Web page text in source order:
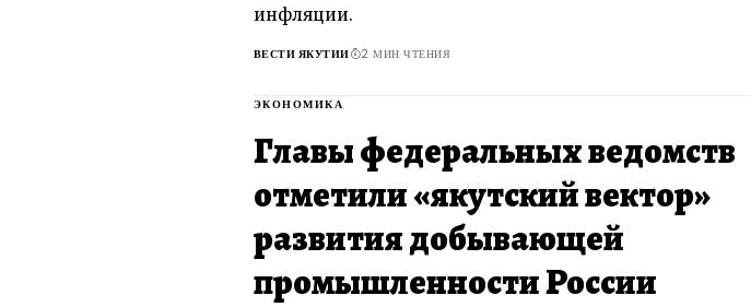
инфляции.
ВЕСТИ ЯКУТИИ 2 МИН ЧТЕНИЯ
ЭКОНОМИКА
Главы федеральных ведомств
отметили «якутский вектор»
развития добывающей
промышленности России